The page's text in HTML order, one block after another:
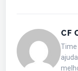
CF
Time